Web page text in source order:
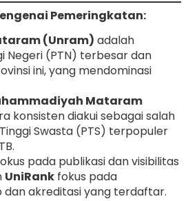
Pemeringkatan:
(Unram) adalah
Negeri (PTN) terbesar dan
ini, yang mendominasi
Mataram
konsisten diakui sebagai salah
Swasta (PTS) terpopuler
pada publikasi dan visibilitas
UniRank fokus pada
dan akreditasi yang terdaftar.